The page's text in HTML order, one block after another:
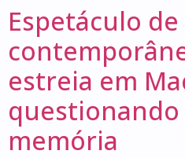
Espetáculo
estreia em
questionando
memória